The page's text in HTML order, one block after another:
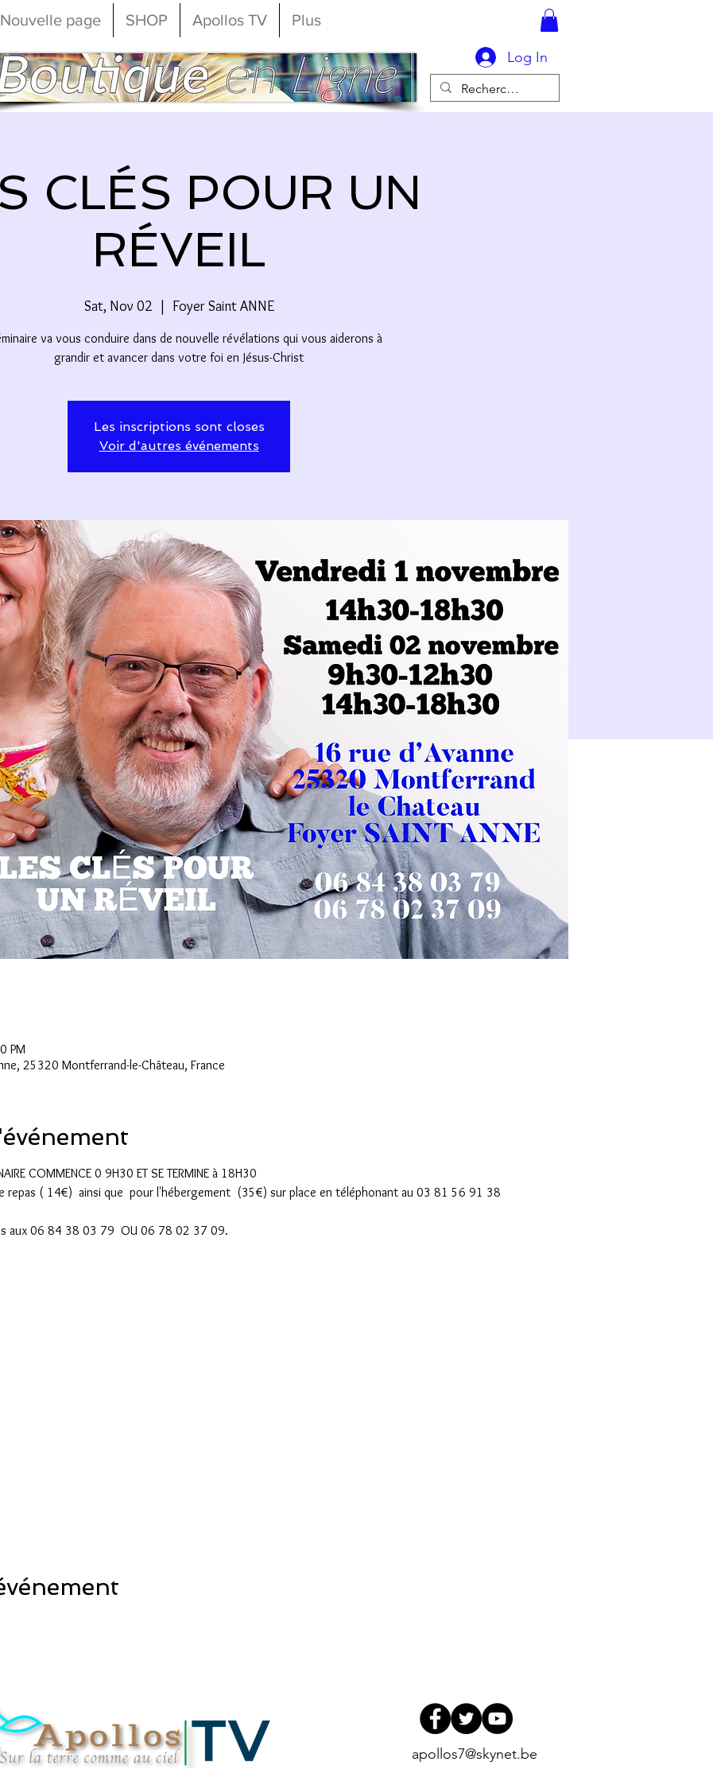
Nouvelle page SHOP Apollos TV Plus
Log In
CLÉS POUR UN
RÉVEIL
Sat, Nov 02
  |
Foyer Saint ANNE
va vous conduire dans de nouvelle révélations qui vous aiderons à
grandir et avancer dans votre foi en Jésus-Christ
Les inscriptions sont closes
Voir d'autres événements
PM
25320 Montferrand-le-Château, France
COMMENCE 0 9H30 ET SE TERMINE à 18H30
repas ( 14€)  ainsi que  pour l'hébergement  (35€) sur place en téléphonant au 03 81 56 91 38
aux 06 84 38 03 79  OU 06 78 02 37 09.
apollos7@skynet.be